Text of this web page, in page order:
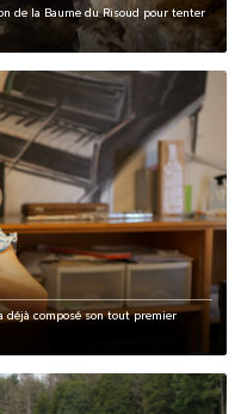
de la Baume du Risoud pour tenter
déjà composé son tout premier